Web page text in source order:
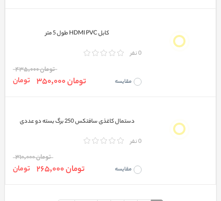
کابل HDMI PVC طول 5 متر
0 نفر
مقایسه
تومان 435,000
تومان 350,000 تومان
دستمال کاغذی سافتکس 250 برگ بسته دو عددی
0 نفر
مقایسه
تومان 310,000
تومان 265,000 تومان